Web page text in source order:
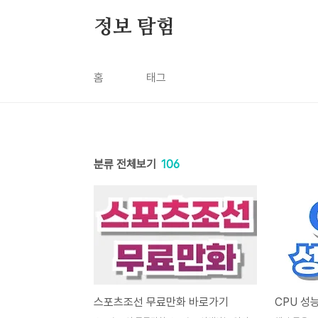
정보 탐험
홈 태그
분류 전체보기 106
스포츠조선 무료만화 바로가기 CPU 성